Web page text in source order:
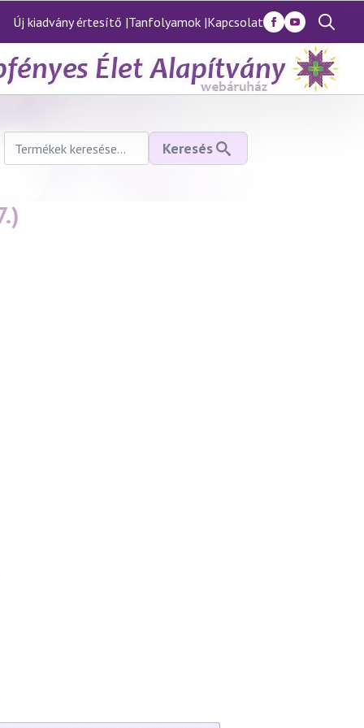
Új kiadvány értesítő |Tanfolyamok |Kapcsolat
Search
for:
Keresés
következőre:
Keresés